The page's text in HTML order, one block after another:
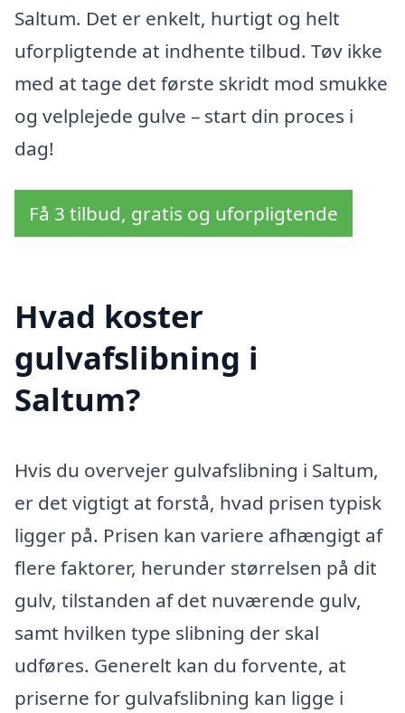
Saltum. Det er enkelt, hurtigt og helt
uforpligtende at indhente tilbud. Tøv ikke
med at tage det første skridt mod smukke
og velplejede gulve – start din proces i
dag!
Få 3 tilbud, gratis og uforpligtende
Hvad koster
gulvafslibning i
Saltum?
Hvis du overvejer gulvafslibning i Saltum,
er det vigtigt at forstå, hvad prisen typisk
ligger på. Prisen kan variere afhængigt af
flere faktorer, herunder størrelsen på dit
gulv, tilstanden af det nuværende gulv,
samt hvilken type slibning der skal
udføres. Generelt kan du forvente, at
priserne for gulvafslibning kan ligge i